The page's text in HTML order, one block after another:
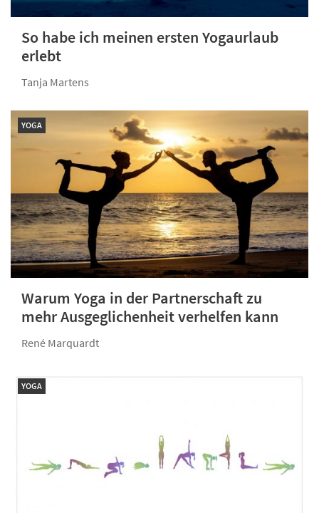
So habe ich meinen ersten Yogaurlaub
erlebt
Tanja Martens
YOGA
Warum Yoga in der Partnerschaft zu
mehr Ausgeglichenheit verhelfen kann
René Marquardt
YOGA